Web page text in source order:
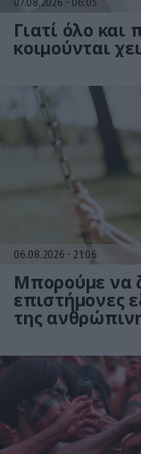
Γιατί όλο και
κοιμούνται
06.08.2026 21:06
Μπορούμε να
επιστήμονες
της